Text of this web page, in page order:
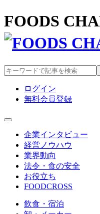
FOODS
ログイン
無料会員登録
企業インタビュー
経営ノウハウ
業界動向
法令・食の安全
お役立ち
FOODCROSS
飲食・宿泊